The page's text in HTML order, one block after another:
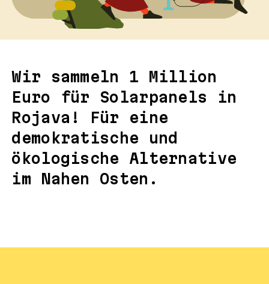
Wir sammeln 1 Million
Euro für Solarpanels in
Rojava! Für eine
demokratische und
ökologische Alternative
im Nahen Osten.